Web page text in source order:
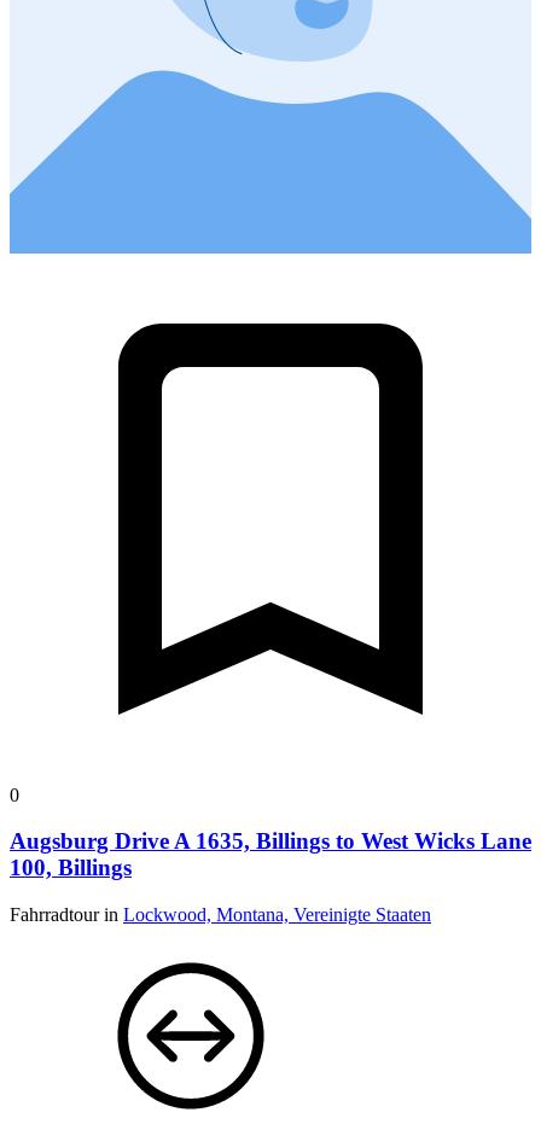
0
Augsburg Drive A 1635, Billings to West Wicks Lane
100, Billings
Fahrradtour in Lockwood, Montana, Vereinigte Staaten